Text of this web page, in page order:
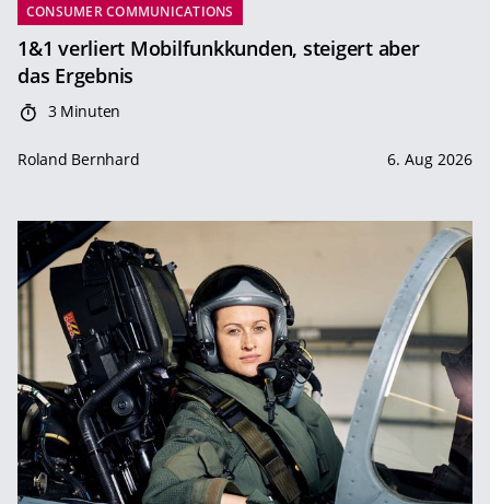
CONSUMER COMMUNICATIONS
1&1 verliert Mobilfunkkunden, steigert aber
das Ergebnis
3 Minuten
Roland Bernhard 6. Aug 2026